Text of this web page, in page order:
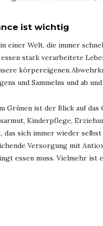
ist wichtig
einer Welt, die immer
stark verarbeitete
körpereigenen
und Sammelns und ab
Grünen ist der Blick auf
Kinderpflege,
das sich immer wieder
Versorgung mit
essen muss. Vielmehr